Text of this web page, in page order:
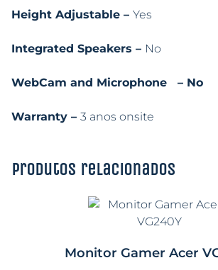
Height Adjustable – Yes
Integrated Speakers – No
WebCam and Microphone – No
Warranty – 3 anos onsite
Produtos relacionados
Monitor Gamer Acer